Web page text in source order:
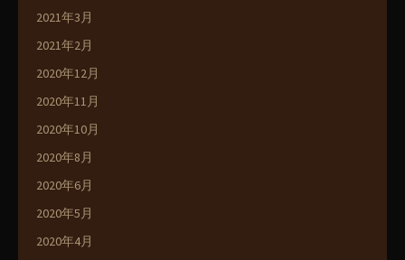
2021年3月
2021年2月
2020年12月
2020年11月
2020年10月
2020年8月
2020年6月
2020年5月
2020年4月